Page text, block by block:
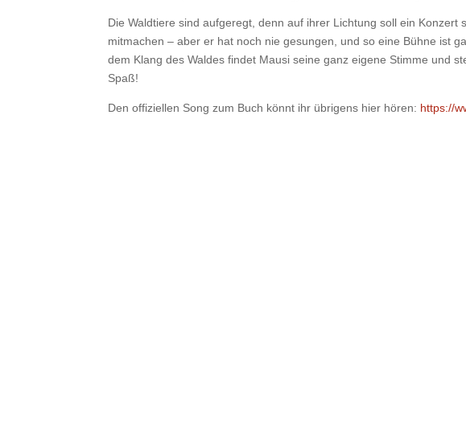
Die Waldtiere sind aufgeregt, denn auf ihrer Lichtung soll ein
mitmachen – aber er hat noch nie gesungen, und so eine Bühne ist
dem Klang des Waldes findet Mausi seine ganz eigene Stimme und
Spaß!
Den offiziellen Song zum Buch könnt ihr übrigens hier hören: https://